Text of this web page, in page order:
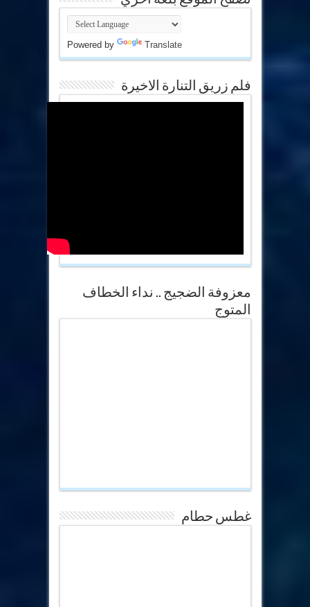
Powered by Translate
فلم زريق التنارة الاخيرة
معزوفة الضجيج .. نداء الخطاف
المتوج
غطس حطام